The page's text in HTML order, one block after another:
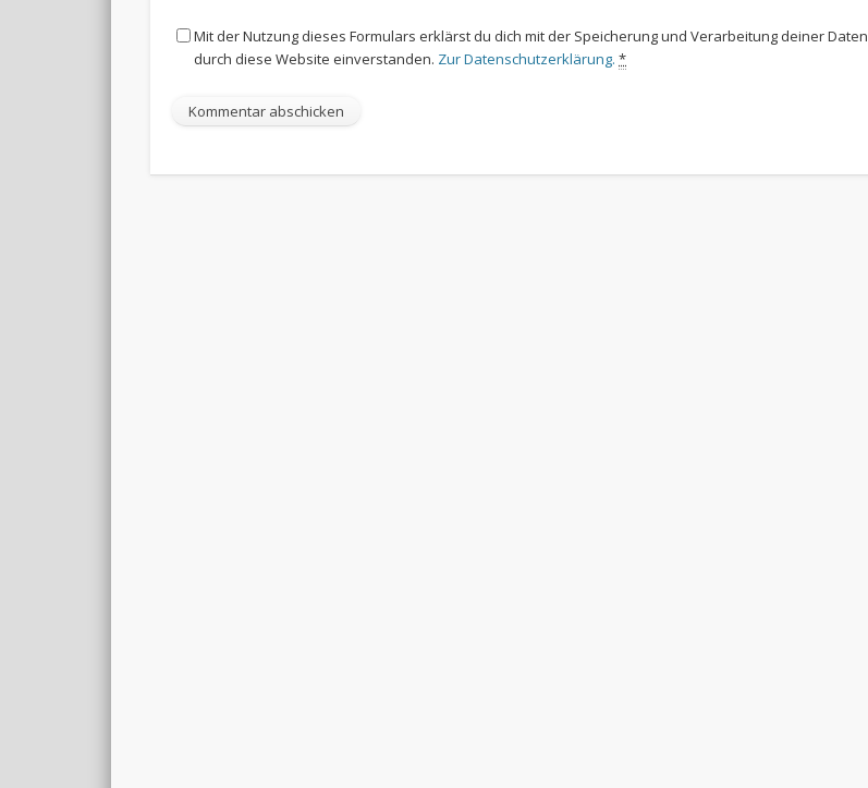
Mit der Nutzung dieses Formulars erklärst du dich mit der Speicherung und Verarbeitung deiner Daten
durch diese Website einverstanden. Zur Datenschutzerklärung. *